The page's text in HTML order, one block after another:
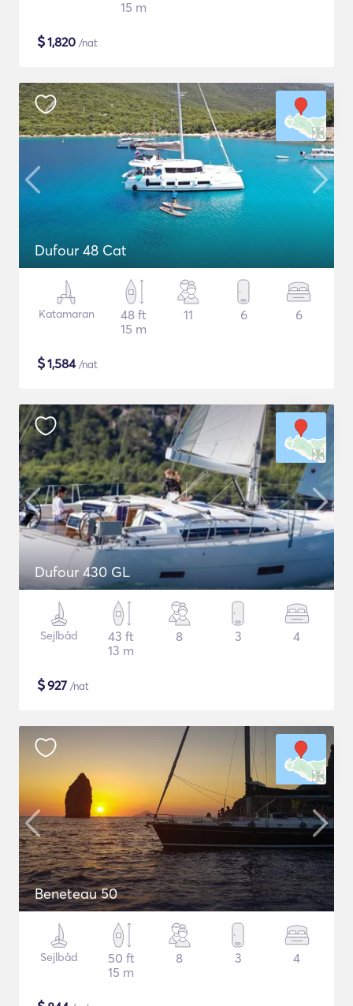
15 m
$1,820 /nat
Dufour 48 Cat
Katamaran
48 ft
15 m
11 6 6
$1,584/nat
Dufour 430 GL
Sejlbåd
43 ft
13 m
8 3 4
$927 /nat
Beneteau 50
Sejlbåd
50 ft
15 m
8 3 4